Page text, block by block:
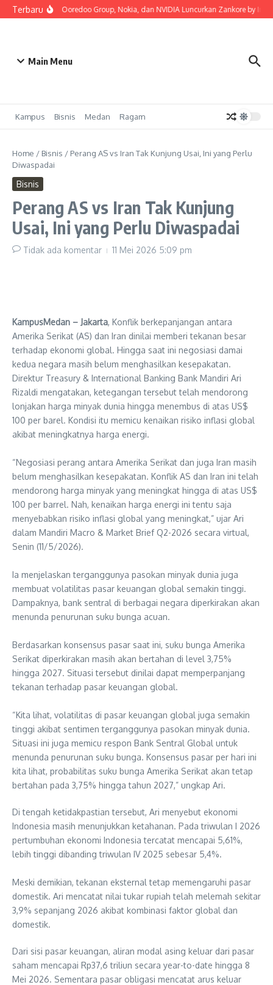
Lewati ke konten
TerbaruIndosat, Ooredoo Group, Nokia, dan NVIDIA Luncurkan Zankore by
Main Menu
Kampus Bisnis Medan Ragam
Home / Bisnis / Perang AS vs Iran Tak Kunjung Usai, Ini yang Perlu
Diwaspadai
Bisnis
Perang AS vs Iran Tak Kunjung
Usai, Ini yang Perlu Diwaspadai
Tidak ada komentar 11 Mei 2026 5:09 pm
KampusMedan – Jakarta, Konflik berkepanjangan antara
Amerika Serikat (AS) dan Iran dinilai memberi tekanan besar
terhadap ekonomi global. Hingga saat ini negosiasi damai
kedua negara masih belum menghasilkan kesepakatan.
Direktur Treasury & International Banking Bank Mandiri Ari
Rizaldi mengatakan, ketegangan tersebut telah mendorong
lonjakan harga minyak dunia hingga menembus di atas US$
100 per barel. Kondisi itu memicu kenaikan risiko inflasi global
akibat meningkatnya harga energi.
“Negosiasi perang antara Amerika Serikat dan juga Iran masih
belum menghasilkan kesepakatan. Konflik AS dan Iran ini telah
mendorong harga minyak yang meningkat hingga di atas US$
100 per barrel. Nah, kenaikan harga energi ini tentu saja
menyebabkan risiko inflasi global yang meningkat,” ujar Ari
dalam Mandiri Macro & Market Brief Q2-2026 secara virtual,
Senin (11/5/2026).
Ia menjelaskan terganggunya pasokan minyak dunia juga
membuat volatilitas pasar keuangan global semakin tinggi.
Dampaknya, bank sentral di berbagai negara diperkirakan akan
menunda penurunan suku bunga acuan.
Berdasarkan konsensus pasar saat ini, suku bunga Amerika
Serikat diperkirakan masih akan bertahan di level 3,75%
hingga 2027. Situasi tersebut dinilai dapat memperpanjang
tekanan terhadap pasar keuangan global.
“Kita lihat, volatilitas di pasar keuangan global juga semakin
tinggi akibat sentimen terganggunya pasokan minyak dunia.
Situasi ini juga memicu respon Bank Sentral Global untuk
menunda penurunan suku bunga. Konsensus pasar per hari ini
kita lihat, probabilitas suku bunga Amerika Serikat akan tetap
bertahan pada 3,75% hingga tahun 2027,” ungkap Ari.
Di tengah ketidakpastian tersebut, Ari menyebut ekonomi
Indonesia masih menunjukkan ketahanan. Pada triwulan I 2026
pertumbuhan ekonomi Indonesia tercatat mencapai 5,61%,
lebih tinggi dibanding triwulan IV 2025 sebesar 5,4%.
Meski demikian, tekanan eksternal tetap memengaruhi pasar
domestik. Ari mencatat nilai tukar rupiah telah melemah sekitar
3,9% sepanjang 2026 akibat kombinasi faktor global dan
domestik.
Dari sisi pasar keuangan, aliran modal asing keluar dari pasar
saham mencapai Rp37,6 triliun secara year-to-date hingga 8
Mei 2026. Sementara pasar obligasi mencatat arus keluar